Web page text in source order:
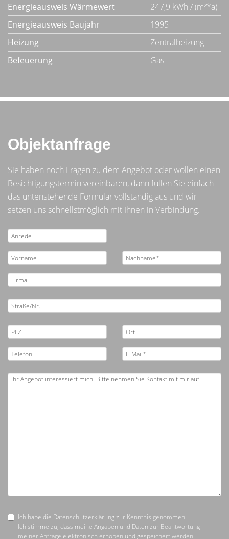
Energieausweis Wärmewert
247,9 kWh / (m²*a)
Energieausweis Baujahr
1995
Heizung
Zentralheizung
Befeuerung
Gas
Objektanfrage
Sie haben noch Fragen zu dem Angebot oder wollen einen
Besichtigungstermin vereinbaren, dann füllen Sie einfach
das untenstehende Formular vollständig aus und wir
setzen uns schnellstmöglich mit Ihnen in Verbindung.
Ich habe die Datenschutzerklärung zur Kenntnis genommen.
Ich stimme zu, dass meine Angaben und Daten zur Beantwortung
meiner Anfrage elektronisch erhoben und gespeichert werden.